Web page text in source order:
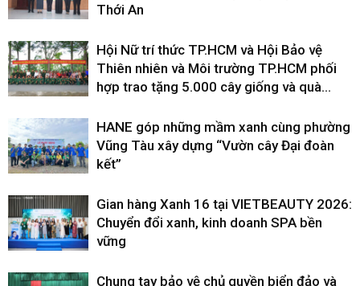
Thới An
Hội Nữ trí thức TP.HCM và Hội Bảo vệ
Thiên nhiên và Môi trường TP.HCM phối
hợp trao tặng 5.000 cây giống và quà...
HANE góp những mầm xanh cùng phường
Vũng Tàu xây dựng “Vườn cây Đại đoàn
kết”
Gian hàng Xanh 16 tại VIETBEAUTY 2026:
Chuyển đổi xanh, kinh doanh SPA bền
vững
Chung tay bảo vệ chủ quyền biển đảo và